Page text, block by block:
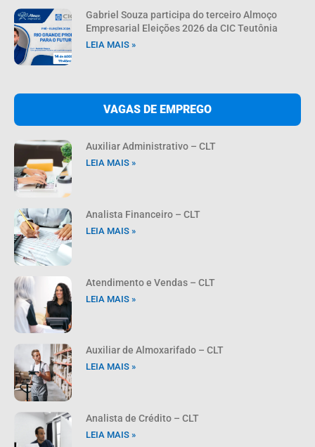
Gabriel Souza participa do terceiro Almoço
Empresarial Eleições 2026 da CIC Teutônia
LEIA MAIS »
VAGAS DE EMPREGO
Auxiliar Administrativo – CLT
LEIA MAIS »
Analista Financeiro – CLT
LEIA MAIS »
Atendimento e Vendas – CLT
LEIA MAIS »
Auxiliar de Almoxarifado – CLT
LEIA MAIS »
Analista de Crédito – CLT
LEIA MAIS »